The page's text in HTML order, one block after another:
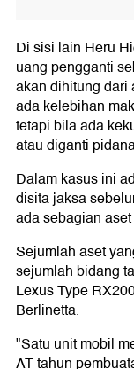
Di sisi lain Heru
uang pengganti
akan dihitung
ada kelebihan
tetapi bila ada
atau diganti
Dalam kasus ini
disita jaksa
ada sebagian
Sejumlah aset
sejumlah bidang
Lexus Type
Berlinetta.
"Satu unit mobil
AT tahun